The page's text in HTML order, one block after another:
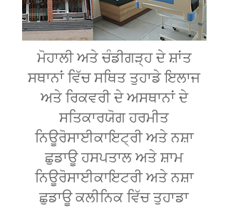
ਮੋਹਾਲੀ ਅਤੇ ਚੰਡੀਗੜ੍ਹ ਦੇ ਸ਼ਾਂਤ
ਸਥਾਨਾਂ ਵਿੱਚ ਸਥਿਤ ਤੁਹਾਡੇ ਇਲਾਜ
ਅਤੇ ਰਿਕਵਰੀ ਦੇ ਅਸਥਾਨਾਂ ਦੇ
ਸਤਿਕਾਰਯੋਗ ਹਰਮੀਤ
ਨਿਊਰੋਸਾਈਕਾਇਟ੍ਰੀ ਅਤੇ ਨਸ਼ਾ
ਛੁਡਾਊ ਹਸਪਤਾਲ ਅਤੇ ਸ਼ਾਮ
ਨਿਊਰੋਸਾਈਕਾਇਟਰੀ ਅਤੇ ਨਸ਼ਾ
ਛੁਡਾਊ ਕਲੀਨਿਕ ਵਿੱਚ ਤੁਹਾਡਾ